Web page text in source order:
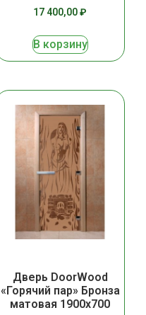
17 400,00₽
В корзину
Дверь DoorWood
«Горячий пар» Бронза
матовая 1900х700